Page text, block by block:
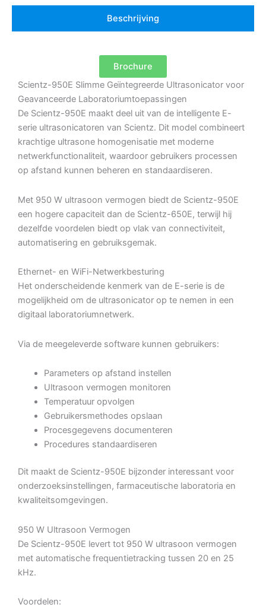
Beschrijving
Brochure
Scientz-950E Slimme Geïntegreerde Ultrasonicator voor
Geavanceerde Laboratoriumtoepassingen
De Scientz-950E maakt deel uit van de intelligente E-
serie ultrasonicatoren van Scientz. Dit model combineert
krachtige ultrasone homogenisatie met moderne
netwerkfunctionaliteit, waardoor gebruikers processen
op afstand kunnen beheren en standaardiseren.
Met 950 W ultrasoon vermogen biedt de Scientz-950E
een hogere capaciteit dan de Scientz-650E, terwijl hij
dezelfde voordelen biedt op vlak van connectiviteit,
automatisering en gebruiksgemak.
Ethernet- en WiFi-Netwerkbesturing
Het onderscheidende kenmerk van de E-serie is de
mogelijkheid om de ultrasonicator op te nemen in een
digitaal laboratoriumnetwerk.
Via de meegeleverde software kunnen gebruikers:
Parameters op afstand instellen
Ultrasoon vermogen monitoren
Temperatuur opvolgen
Gebruikersmethodes opslaan
Procesgegevens documenteren
Procedures standaardiseren
Dit maakt de Scientz-950E bijzonder interessant voor
onderzoeksinstellingen, farmaceutische laboratoria en
kwaliteitsomgevingen.
950 W Ultrasoon Vermogen
De Scientz-950E levert tot 950 W ultrasoon vermogen
met automatische frequentietracking tussen 20 en 25
kHz.
Voordelen: